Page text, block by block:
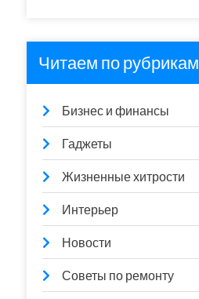
Читаем по рубрикам
Бизнес и финансы
Гаджеты
Жизненные хитрости
Интерьер
Новости
Советы по ремонту